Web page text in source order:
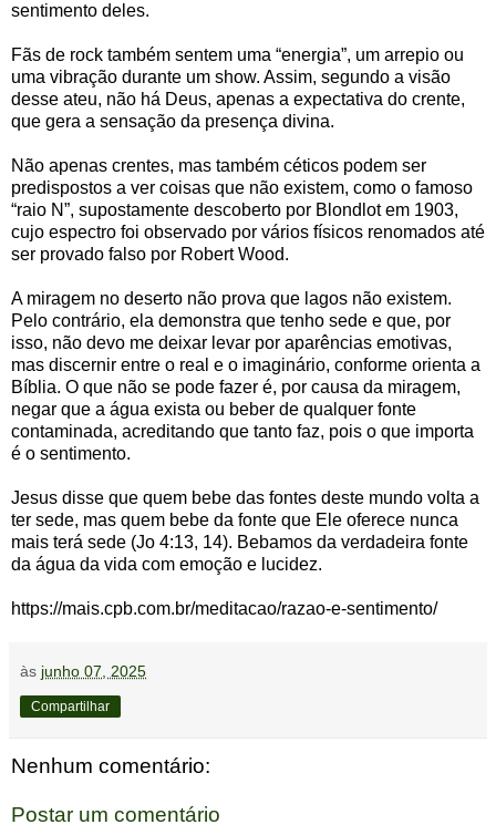
sentimento deles.
Fãs de rock também sentem uma “energia”, um arrepio ou
uma vibração durante um show. Assim, segundo a visão
desse ateu, não há Deus, apenas a expectativa do crente,
que gera a sensação da presença divina.
Não apenas crentes, mas também céticos podem ser
predispostos a ver coisas que não existem, como o famoso
“raio N”, supostamente descoberto por Blondlot em 1903,
cujo espectro foi observado por vários físicos renomados até
ser provado falso por Robert Wood.
A miragem no deserto não prova que lagos não existem.
Pelo contrário, ela demonstra que tenho sede e que, por
isso, não devo me deixar levar por aparências emotivas,
mas discernir entre o real e o imaginário, conforme orienta a
Bíblia. O que não se pode fazer é, por causa da miragem,
negar que a água exista ou beber de qualquer fonte
contaminada, acreditando que tanto faz, pois o que importa
é o sentimento.
Jesus disse que quem bebe das fontes deste mundo volta a
ter sede, mas quem bebe da fonte que Ele oferece nunca
mais terá sede (Jo 4:13, 14). Bebamos da verdadeira fonte
da água da vida com emoção e lucidez.
https://mais.cpb.com.br/meditacao/razao-e-sentimento/
às junho 07, 2025
Compartilhar
Nenhum comentário:
Postar um comentário